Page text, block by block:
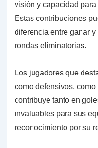
visión y capacidad
Estas contribuciones
diferencia entre ganar
rondas eliminatorias.
Los jugadores que
como defensivos,
contribuye tanto en
invaluables para sus
reconocimiento por su